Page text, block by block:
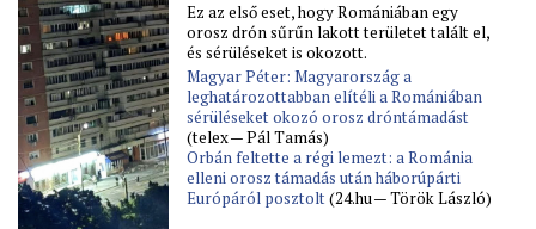
Ez az első eset, hogy Romániában egy
orosz drón sűrűn lakott területet talált el,
és sérüléseket is okozott.
Magyar Péter: Magyarország a
leghatározottabban elítéli a Romániában
sérüléseket okozó orosz dróntámadást
(telex — Pál Tamás)
Orbán feltette a régi lemezt: a Románia
elleni orosz támadás után háborúpárti
Európáról posztolt(24.hu — Török László)